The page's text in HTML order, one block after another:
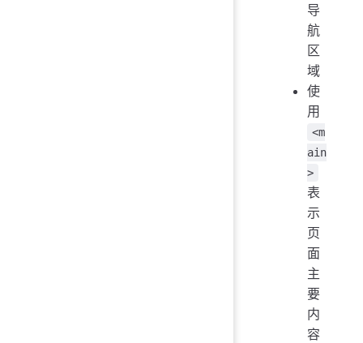
导
航
区
域
使
用
<m
ain
>
表
示
页
面
主
要
内
容